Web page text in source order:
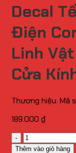
Decal
Điện
Linh
Cửa
Thương hiệu: Mã
189.000 ₫
Số
lượng
Thêm vào giỏ hàng